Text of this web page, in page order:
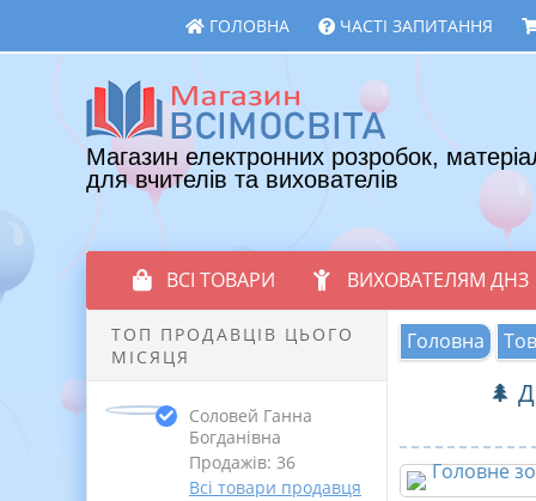
ГОЛОВНА ЧАСТІ ЗАПИТАННЯ
Магазин електронних розробок,
для вчителів та вихователів
ВСІ ТОВАРИ ВИХОВАТЕЛЯМ ДНЗ
ТОП ПРОДАВЦІВ ЦЬОГО
МІСЯЦЯ
Соловей Ганна
Богданівна
Продажів: 36
Всі товари продавця
Головна
🌲